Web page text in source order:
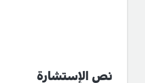
نص الإستشارة